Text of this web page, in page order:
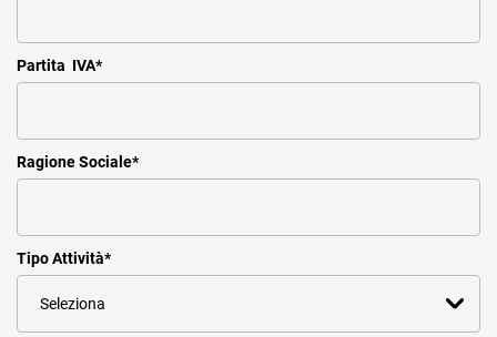
Partita IVA*
Ragione Sociale*
Tipo Attività*